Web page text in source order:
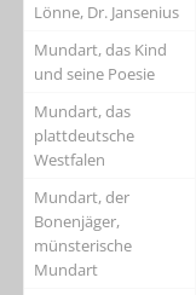
Lönne, Dr. Jansenius
Mundart, das Kind
und seine Poesie
Mundart, das
plattdeutsche
Westfalen
Mundart, der
Bonenjäger,
münsterische
Mundart